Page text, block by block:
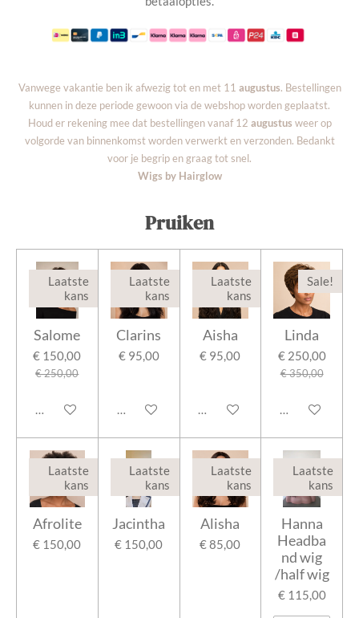
Vanwege vakantie ben ik afwezig tot en met 11 augustus. Bestellingen
kunnen in deze periode gewoon via de webshop worden geplaatst.
Houd er rekening mee dat bestellingen vanaf 12 augustus weer op
volgorde van binnenkomst worden verwerkt en verzonden. Bedankt
voor je begrip en graag tot snel.
Wigs by Hairglow
Pruiken
Laatste
kans
Salome
€ 150,00
€ 250,00
In winkelwagen
Laatste
kans
Clarins
€ 95,00
In winkelwagen
Laatste
kans
Aisha
€ 95,00
In winkelwagen
Sale!
Linda
€ 250,00
€ 350,00
In
Laatste
kans
Afrolite
€ 150,00
Laatste
kans
Jacintha
€ 150,00
Laatste
kans
Alisha
€ 85,00
Laatste
kans
Hanna
Headba
nd wig
/half wig
€ 115,00